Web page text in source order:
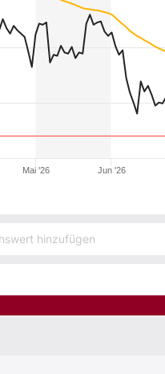
Mai '26 Jun '26